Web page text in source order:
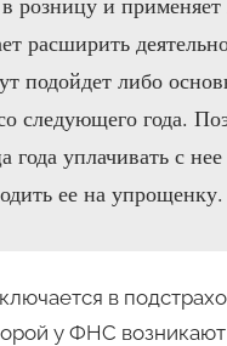
расширить
подойдет либо
следующего года.
года уплачивать с
ее на упрощенку.
в
у ФНС